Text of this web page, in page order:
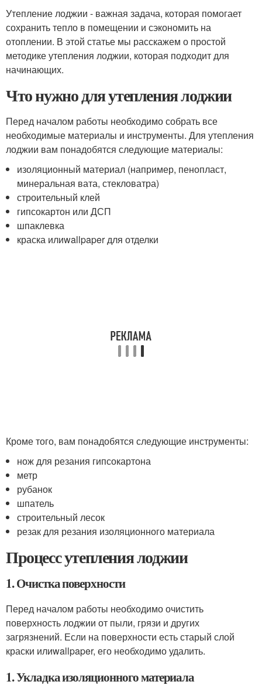
Утепление лоджии - важная задача, которая помогает
сохранить тепло в помещении и сэкономить на
отоплении. В этой статье мы расскажем о простой
методике утепления лоджии, которая подходит для
начинающих.
Что нужно для утепления лоджии
Перед началом работы необходимо собрать все
необходимые материалы и инструменты. Для утепления
лоджии вам понадобятся следующие материалы:
изоляционный материал (например, пенопласт,
минеральная вата, стекловатра)
строительный клей
гипсокартон или ДСП
шпаклевка
краска илиwallpaper для отделки
Кроме того, вам понадобятся следующие инструменты:
нож для резания гипсокартона
метр
рубанок
шпатель
строительный лесок
резак для резания изоляционного материала
Процесс утепления лоджии
1. Очистка поверхности
Перед началом работы необходимо очистить
поверхность лоджии от пыли, грязи и других
загрязнений. Если на поверхности есть старый слой
краски илиwallpaper, его необходимо удалить.
1. Укладка изоляционного материала